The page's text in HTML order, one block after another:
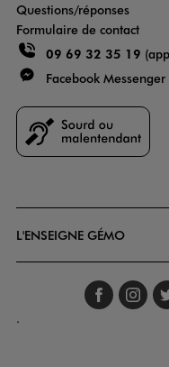
Questions/réponses
Formulaire de contact
09 69 32 35 19
Facebook Messenger
L'ENSEIGNE GÉMO
.